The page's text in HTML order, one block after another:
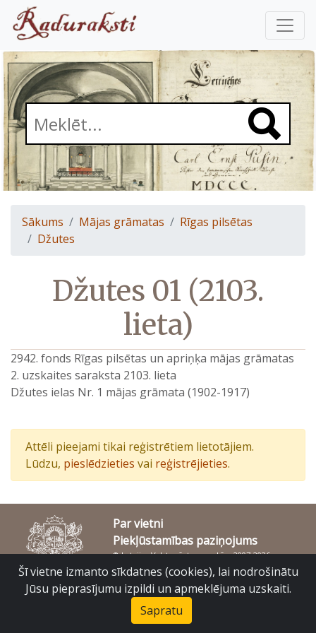
Sākums Mājas grāmatas
Rīgas pilsētas
Džutes
Džutes 01 (2103.
lieta)
2942. fonds Rīgas pilsētas un apriņķa mājas grāmatas
2. uzskaites saraksta 2103. lieta
Džutes ielas Nr. 1 mājas grāmata (1902-1917)
Attēli pieejami tikai reģistrētiem lietotājiem.
Lūdzu, pieslēdzieties vai reģistrējieties.
Par vietni
Piekļūstamības paziņojums
© Latvijas Valsts vēstures arhīvs 2007-2026
Slokas iela 16, Rīga, LV – 1048
Šī vietne izmanto sīkdatnes (cookies), lai nodrošinātu
Jūsu pieprasījumu izpildi un apmeklējuma uzskaiti.
Sapratu